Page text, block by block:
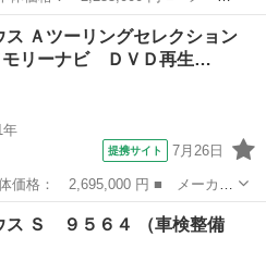
ウスＰＨＶ ■ グレード名： Ａ
モリーナビ ミュージックプレ
ス Ａツーリングセレクション
リーナビ ＤＶＤ再生…
年
提携サイト 7月26日
ス ■ グレード名： Ａツーリン
ーナビ ＤＶＤ再生 バックカメ
ス Ｓ ９５６４ （車検整備